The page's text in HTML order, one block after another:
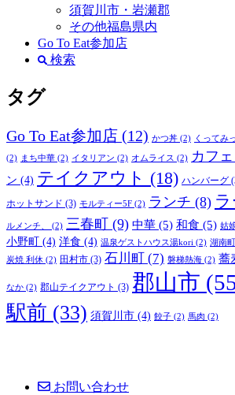
須賀川市・岩瀬郡
その他福島県内
Go To Eat参加店
検索
タグ
Go To Eat参加店 (12) かつ丼 (2) くってみ
(2) まち中華 (2) イタリアン (2) オムライス (2) カフェ
ン (4) テイクアウト (18) ハンバーグ
ホットサンド (3) モルティー5F (2) ランチ (8)
ルメンチ、 (2) 三春町 (9) 中華 (5) 和食 (5) 姑
小野町 (4) 洋食 (4) 温泉ゲストハウス湯kori (2) 湖南町
炭焼 利休 (2) 田村市 (3) 石川町 (7) 磐梯熱海 (2) 蕎
なか (2) 郡山テイクアウト (3) 郡山市
駅前 (33) 須賀川市 (4) 餃子 (2) 馬肉 (2)
お問い合わせ